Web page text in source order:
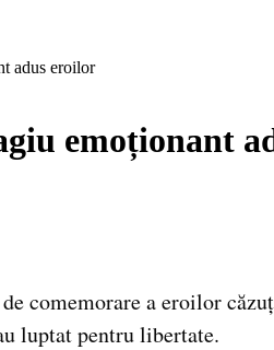
adus eroilor
emoționant
comemorare a eroilor
luptat pentru libertate.